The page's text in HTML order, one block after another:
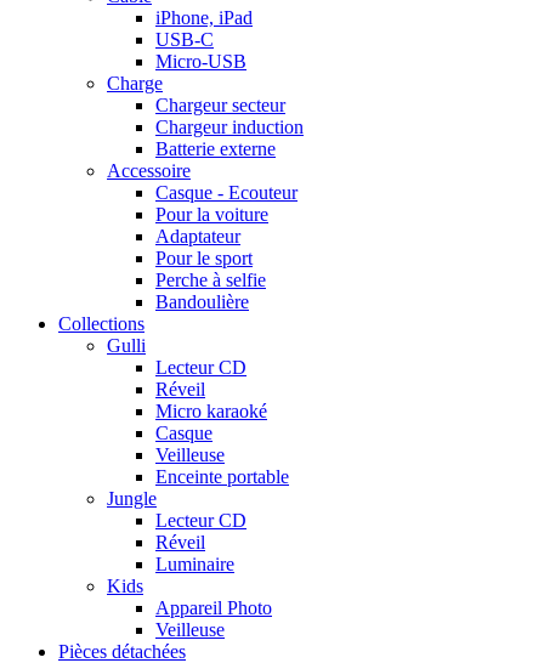
iPhone, iPad
USB-C
Micro-USB
Charge
Chargeur secteur
Chargeur induction
Batterie externe
Accessoire
Casque - Ecouteur
Pour la voiture
Adaptateur
Pour le sport
Perche à selfie
Bandoulière
Collections
Gulli
Lecteur CD
Réveil
Micro karaoké
Casque
Veilleuse
Enceinte portable
Jungle
Lecteur CD
Réveil
Luminaire
Kids
Appareil Photo
Veilleuse
Pièces détachées